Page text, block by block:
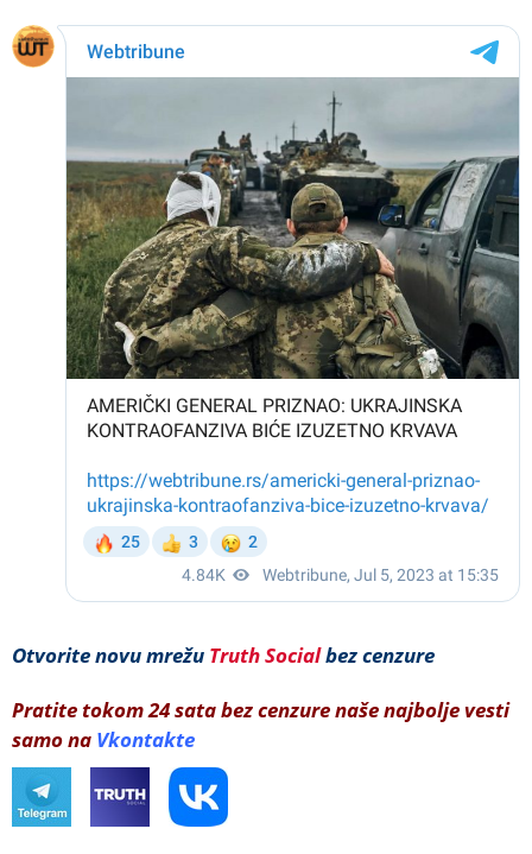
Otvorite novu mrežu Truth Socialbez cenzure
Pratite tokom 24 sata bez cenzure naše najbolje vesti
samo na Vkontakte